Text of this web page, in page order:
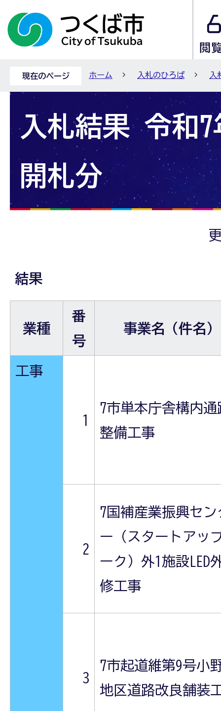
現在のページ ホーム 入札のひろば 入
入札結果 令和7
開札分
結果
業種
番
号
事業名（件名）
工事
1
7市単本庁舎構内通
整備工事
2
7国補産業振興セン
ー（スタートアッ
ーク）外1施設LED
修工事
3
7市起道維第9号小
地区道路改良舗装